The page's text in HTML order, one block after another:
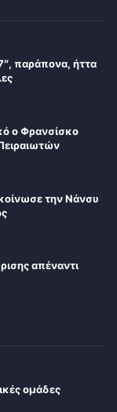
παράπονα, ήττα
ο Φρανσίσκο
την Νάνσυ
απέναντι
ομάδες